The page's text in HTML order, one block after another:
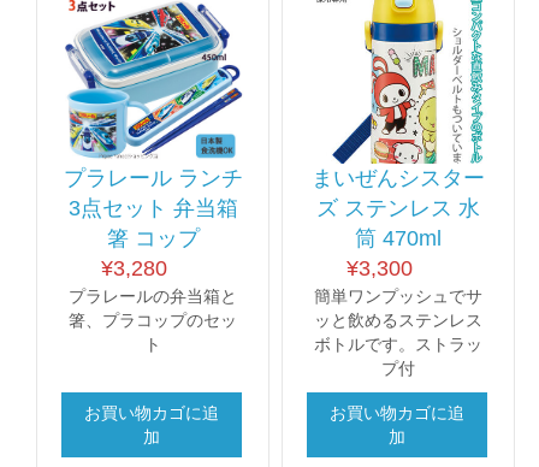
プラレール ランチ
3点セット 弁当箱
箸 コップ
¥3,280
プラレールの弁当箱と
箸、プラコップのセッ
ト
お買い物カゴに追
加
まいぜんシスター
ズ ステンレス 水
筒 470ml
¥3,300
簡単ワンプッシュでサ
ッと飲めるステンレス
ボトルです。ストラッ
プ付
お買い物カゴに追
加